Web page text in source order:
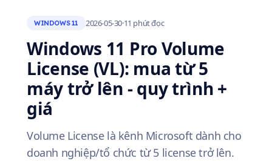
WINDOWS 11 2026-05-30·11 phút đọc
Windows 11 Pro Volume
License (VL): mua từ 5
máy trở lên - quy trình +
giá
Volume License là kênh Microsoft dành cho
doanh nghiệp/tổ chức từ 5 license trở lên.